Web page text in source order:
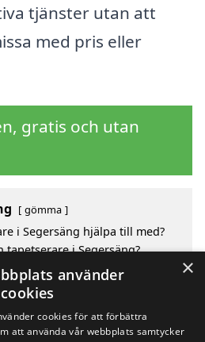
tjänster utan att
med pris eller
gratis och utan
gömma
i Segersäng hjälpa till med?
tapetserare i Segersäng?
tapetserare i Segersäng
i de omgivande
×
använder
cookies
cookies för att förbättra
att använda vår webbplats samtycker